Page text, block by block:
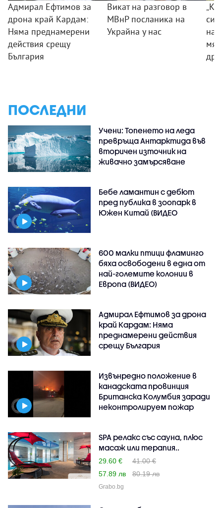
Адмирал Ефтимов за
дрона край Кардам:
Няма преднамерени
действия срещу
България
Викат на разговор в
МВнР посланика на
Украйна у нас
на
ПОСЛЕДНИ
Учени: Топенето на леда
превръща Антарктида във
вторичен източник на
живачно замърсяване
Бебе ламантин с дебют
пред публика в зоопарк в
Южен Китай (ВИДЕО
600 малки птици фламинго
бяха освободени в една от
най-големите колонии в
Европа (ВИДЕО)
Адмирал Ефтимов за дрона
край Кардам: Няма
преднамерени действия
срещу България
Извънредно положение в
канадската провинция
Британска Колумбия заради
неконтролируем пожар
SPA релакс със сауна, плюс
масаж или терапия..
29.60 €
41.00 €
57.89 лв
80.19 лв
Grabo.bg